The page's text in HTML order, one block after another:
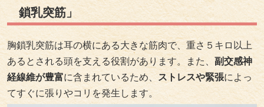
鎖乳突筋」
胸鎖乳突筋は耳の横にある大きな筋肉で、重さ５キロ以上
あるとされる頭を支える役割があります。また、 副交感神
経線維が豊富に含まれているため、 ストレスや緊張によっ
てすぐに張りやコリを発生します。